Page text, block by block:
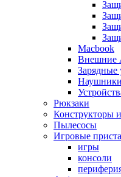
Macbook
Внешние
Зарядные
Наушники
Рюкзаки
Конструкторы
Пылесосы
Игровые
игры
консоли